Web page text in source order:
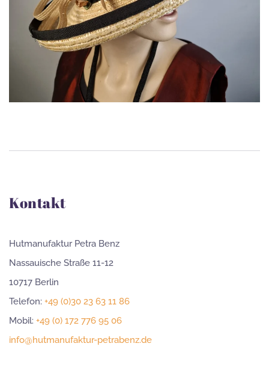
Kontakt
Hutmanufaktur Petra Benz
Nassauische Straße 11-12
10717 Berlin
Telefon: +49 (0)30 23 63 11 86
Mobil: +49 (0) 172 776 95 06
info@hutmanufaktur-petrabenz.de